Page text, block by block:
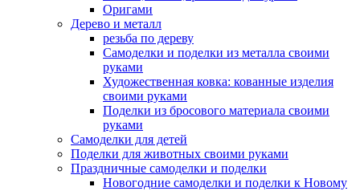
Оригами
Дерево и металл
резьба по дереву
Самоделки и поделки из металла своими
руками
Художественная ковка: кованные изделия
своими руками
Поделки из бросового материала своими
руками
Самоделки для детей
Поделки для животных своими руками
Праздничные самоделки и поделки
Новогодние самоделки и поделки к Новому